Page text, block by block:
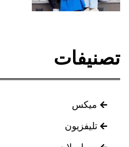
تصنيفات
ميكس
تليفزيون